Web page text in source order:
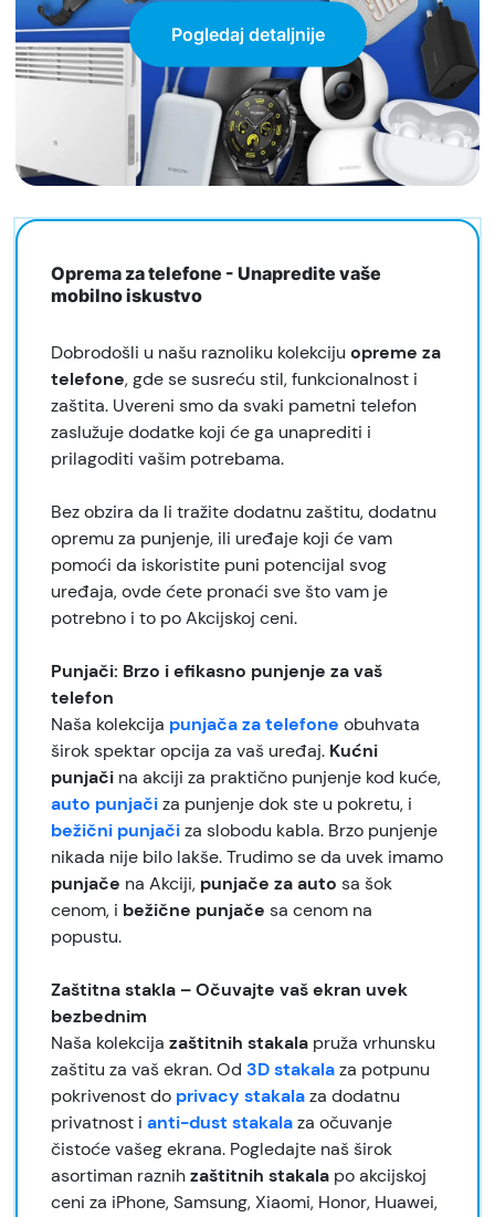
Pogledaj detaljnije
Oprema za telefone - Unapredite vaše
mobilno iskustvo
Dobrodošli u našu raznoliku kolekciju opreme za
telefone, gde se susreću stil, funkcionalnost i
zaštita. Uvereni smo da svaki pametni telefon
zaslužuje dodatke koji će ga unaprediti i
prilagoditi vašim potrebama.
Bez obzira da li tražite dodatnu zaštitu, dodatnu
opremu za punjenje, ili uređaje koji će vam
pomoći da iskoristite puni potencijal svog
uređaja, ovde ćete pronaći sve što vam je
potrebno i to po Akcijskoj ceni.
Punjači: Brzo i efikasno punjenje za vaš
telefon
Naša kolekcija punjača za telefone obuhvata
širok spektar opcija za vaš uređaj. Kućni
punjači na akciji za praktično punjenje kod kuće,
auto punjačiza punjenje dok ste u pokretu, i
bežični punjačiza slobodu kabla. Brzo punjenje
nikada nije bilo lakše. Trudimo se da uvek imamo
punjače na Akciji, punjače za auto sa šok
cenom, i bežične punjače sa cenom na
popustu.
Zaštitna stakla – Očuvajte vaš ekran uvek
bezbednim
Naša kolekcija zaštitnih stakala pruža vrhunsku
zaštitu za vaš ekran. Od 3D stakalaza potpunu
pokrivenost do privacy stakalaza dodatnu
privatnost i anti-dust stakalaza očuvanje
čistoće vašeg ekrana. Pogledajte naš širok
asortiman raznihzaštitnih stakala po akcijskoj
ceni za iPhone, Samsung, Xiaomi, Honor, Huawei,